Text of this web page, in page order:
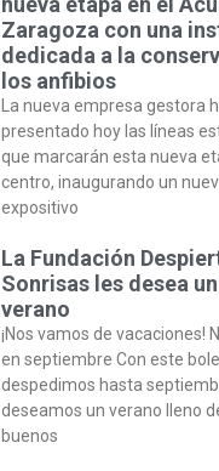
Zaragoza con una
dedicada a la
los anfibios
La nueva empresa gestora
presentado hoy las líneas
que marcarán esta nueva
centro, inaugurando un
expositivo
La Fundación
Sonrisas les desea
verano
¡Nos vamos de vacaciones!
en septiembre Con este
despedimos hasta
deseamos un verano lleno
buenos